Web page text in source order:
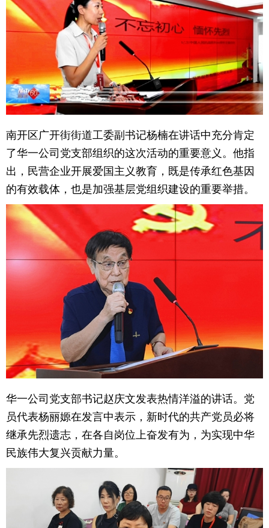
南开区广开街街道工委副书记杨楠在讲话中充分肯定
了华一公司党支部组织的这次活动的重要意义。他指
出，民营企业开展爱国主义教育，既是传承红色基因
的有效载体，也是加强基层党组织建设的重要举措。
华一公司党支部书记赵庆文发表热情洋溢的讲话。党
员代表杨丽嫄在发言中表示，新时代的共产党员必将
继承先烈遗志，在各自岗位上奋发有为，为实现中华
民族伟大复兴贡献力量。